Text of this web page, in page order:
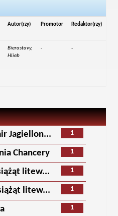
Autor(rzy) Promotor Redaktor(rzy)
Bierastavy,
Hlieb
- -
1
Jagiellon...
1
Chancery
1
litew...
1
litew...
1